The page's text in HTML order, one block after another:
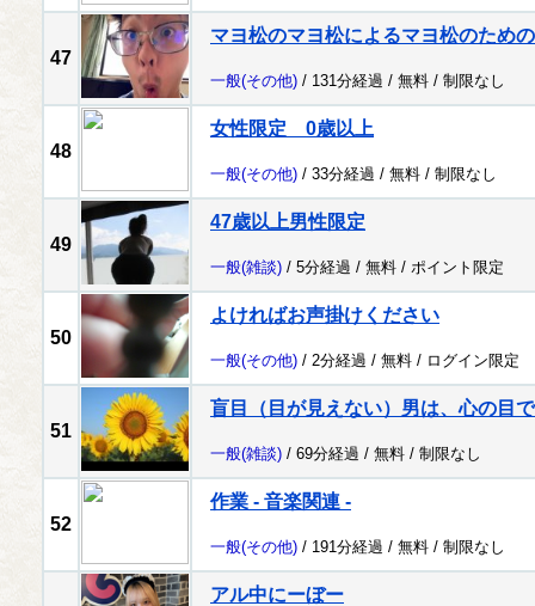
47
マヨ松のマヨ松によるマヨ松のため
一般(その他) / 131分経過 / 無料 / 制限なし
48
女性限定 0歳以上
一般(その他) / 33分経過 / 無料 / 制限なし
49
47歳以上男性限定
一般(雑談) / 5分経過 / 無料 / ポイント限定
50
よければお声掛けください
一般(その他) / 2分経過 / 無料 / ログイン限定
51
盲目（目が見えない）男は、心の目
一般(雑談) / 69分経過 / 無料 / 制限なし
52
作業 - 音楽関連 -
一般(その他) / 191分経過 / 無料 / 制限なし
アル中にーぼー